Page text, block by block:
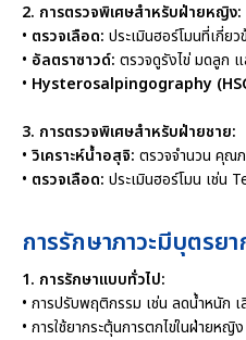
2. การตรวจพิเศษสำหรับฝ่ายหญิง:
• ตรวจเลือด: ประเมินฮอร์โมนที่เกี่ย
• อัลตราซาวด์: ตรวจดูรังไข่ มดลูก
• Hysterosalpingography
3. การตรวจพิเศษสำหรับฝ่ายชาย:
• วิเคราะห์น้ำอสุจิ: ตรวจจำนวน คุณ
• ตรวจเลือด: ประเมินฮอร์โมน เช่น
การรักษาภาวะมีบุตรยา
1. การรักษาแบบทั่วไป:
• การปรับพฤติกรรม เช่น ลดน้ำหนัก
• การใช้ยากระตุ้นการตกไข่ในฝ่ายหญิง